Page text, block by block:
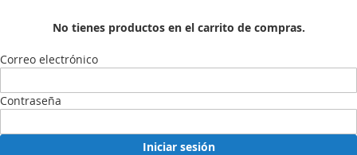
No tienes productos en el carrito de compras.
Correo electrónico
Contraseña
Iniciar sesión